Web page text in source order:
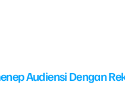
Audiensi Dengan